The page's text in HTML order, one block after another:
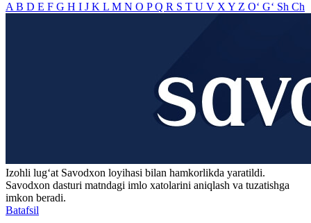
A B D E F G H I J K L M N O PQ R S T U V X Y Z O‘ G‘ Sh Ch
Izohli lugʻat Savodxon loyihasi bilan hamkorlikda yaratildi.
Savodxon dasturi matndagi imlo xatolarini aniqlash va tuzatishga
imkon beradi.
Batafsil